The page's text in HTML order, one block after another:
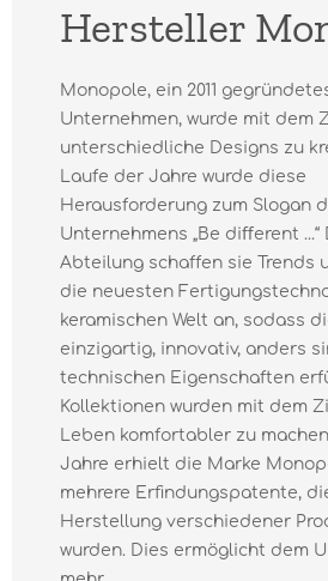
Hersteller
Monopole, ein 2011
Unternehmen, wurde mit dem
unterschiedliche Designs zu
Laufe der Jahre wurde diese
Herausforderung zum Slogan
Unternehmens „Be diﬀerent ...“
Abteilung schaffen sie Trends
die neuesten
keramischen Welt an, sodass
einzigartig, innovativ, anders
technischen Eigenschaften
Kollektionen wurden mit dem
Leben komfortabler zu
Jahre erhielt die Marke
mehrere Erfindungspatente,
Herstellung verschiedener
wurden. Dies ermöglicht dem